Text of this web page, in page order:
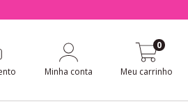
Minha conta Meu carrinho
0